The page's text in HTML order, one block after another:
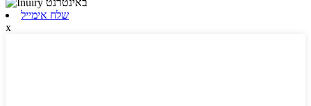
שלח אימייל
x